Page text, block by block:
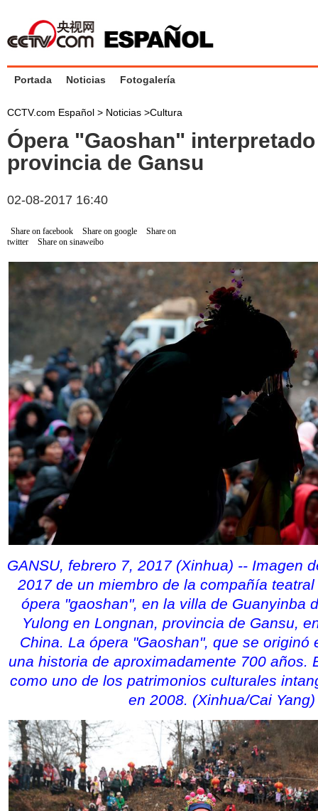
Portada Noticias Fotogalería
CCTV.com Español > Noticias >Cultura
Ópera "Gaoshan"
provincia de Gansu
02-08-2017 16:40
Share on facebook Share on google
Share on
twitter
Share on sinaweibo
GANSU, febrero 7, 2017 (Xinhua) -- Imagen
2017 de un miembro de la compañía
ópera "gaoshan", en la villa de Guanyinba
Yulong en Longnan, provincia de Gansu,
China. La ópera "Gaoshan", que se originó
una historia de aproximadamente 700 años.
como uno de los patrimonios culturales
en 2008. (Xinhua/Cai Yang)